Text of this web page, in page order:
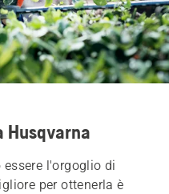
Husqvarna
l'orgoglio di
per ottenerla è